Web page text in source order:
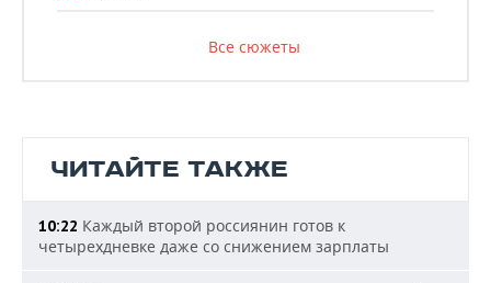
Все сюжеты
ЧИТАЙТЕ ТАКЖЕ
10:22 Каждый второй россиянин готов к
четырехдневке даже со снижением зарплаты